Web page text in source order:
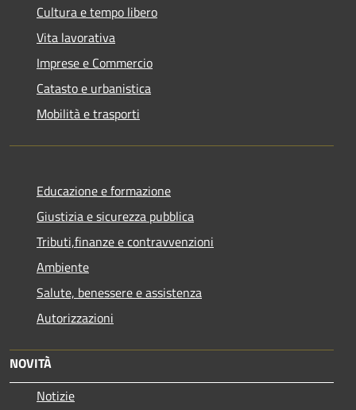
Cultura e tempo libero
Vita lavorativa
Imprese e Commercio
Catasto e urbanistica
Mobilità e trasporti
Educazione e formazione
Giustizia e sicurezza pubblica
Tributi,finanze e contravvenzioni
Ambiente
Salute, benessere e assistenza
Autorizzazioni
NOVITÀ
Notizie